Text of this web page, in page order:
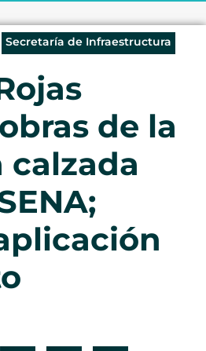
Secretaría de Infraestructura
de la
calzada